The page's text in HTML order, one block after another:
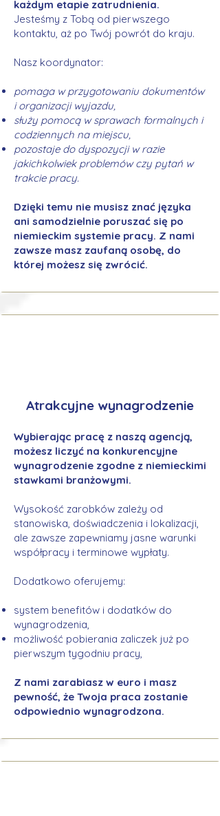
każdym etapie zatrudnienia.
Jesteśmy z Tobą od pierwszego
kontaktu, aż po Twój powrót do kraju.
Nasz koordynator:
pomaga w przygotowaniu dokumentów
i organizacji wyjazdu,
służy pomocą w sprawach formalnych i
codziennych na miejscu,
pozostaje do dyspozycji w razie
jakichkolwiek problemów czy pytań w
trakcie pracy.
Dzięki temu nie musisz znać języka
ani samodzielnie poruszać się po
niemieckim systemie pracy. Z nami
zawsze masz zaufaną osobę, do
której możesz się zwrócić.
Atrakcyjne wynagrodzenie
Wybierając pracę z naszą agencją,
możesz liczyć na konkurencyjne
wynagrodzenie zgodne z niemieckimi
stawkami branżowymi.
Wysokość zarobków zależy od
stanowiska, doświadczenia i lokalizacji,
ale zawsze zapewniamy jasne warunki
współpracy i terminowe wypłaty.
Dodatkowo oferujemy:
system benefitów i dodatków do
wynagrodzenia,
możliwość pobierania zaliczek już po
pierwszym tygodniu pracy,
Z nami zarabiasz w euro i masz
pewność, że Twoja praca zostanie
odpowiednio wynagrodzona.